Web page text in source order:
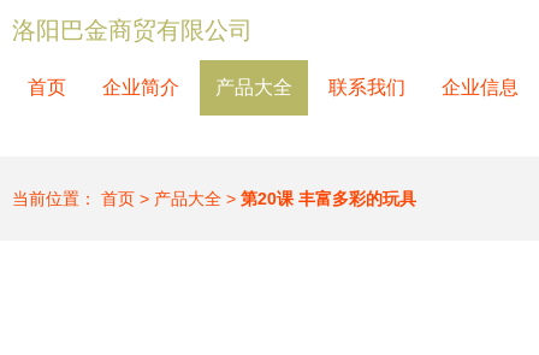
洛阳巴金商贸有限公司
首页 企业简介 产品大全 联系我们 企业信息
当前位置： 首页 > 产品大全 > 第20课 丰富多彩的玩具